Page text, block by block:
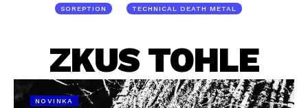
SOREPTION TECHNICAL DEATH METAL
ZKUS TOHLE
NOVINKA